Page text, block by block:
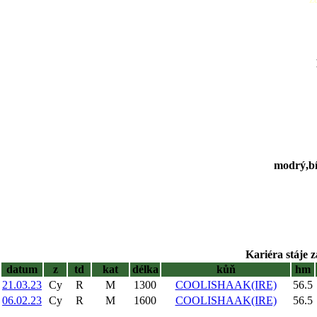
Kariéra stáje
datum
z td kat délka kůň
hm
21.03.23 Cy R M 1300 COOLISHAAK(IRE)
56.5
06.02.23 Cy R M 1600 COOLISHAAK(IRE) 56.5